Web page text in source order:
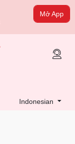
Mở App
Indonesian